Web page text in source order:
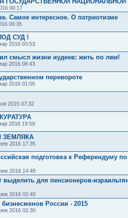
00:17
Самое интересное. О патриотизме
00:35
СУД !
2016 03:53
смысл жизни иудеев: жить по лжи!
2016 08:43
перевороте
2016 01:55
2015 07:32
2016 19:59
ЗЕМЛЯКА
2016 17:35
подготовка к Референдуму
2016 14:48
выделить для пенсионеров-
2016 02:40
России - 2015
2016 02:30